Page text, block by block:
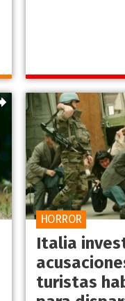
Italia
turistas
HORROR